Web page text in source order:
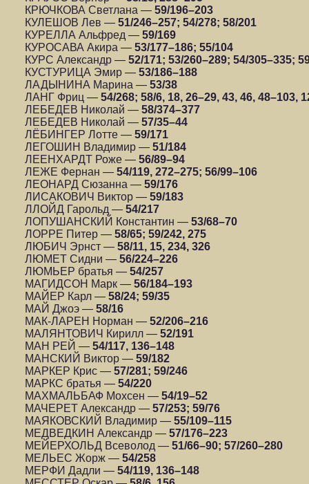
КРЮЧКОВА Светлана — 59/196–203
КУЛЕШОВ Лев — 51/246–257; 54/278; 58/201
КУРЕЛЛА Альфред — 59/169
КУРОСАВА Акира — 53/177–186; 55/104
КУРС Александр — 52/171; 53/260–289; 54/305–335;
КУСТУРИЦА Эмир — 53/186–188
ЛАДЫНИНА Марина — 53/38
ЛАНГ Фриц — 54/268; 58/6, 18, 26–29, 43, 46, 48–103,
ЛЕБЕДЕВ Николай — 58/374–377
ЛЕБЕДЕВ Николай — 57/35–44
ЛЁБИНГЕР Лотте — 59/171
ЛЕГОШИН Владимир — 51/184
ЛЕЕНХАРДТ Роже — 56/89–94
ЛЕЖЕ Фернан — 54/119, 272–275; 56/99–106
ЛЕОНАРД Сюзанна — 59/176
ЛИСАКОВИЧ Виктор — 59/183
ЛЛОЙД Гарольд — 54/217
ЛОПУШАНСКИЙ Константин — 53/68–70
ЛОРРЕ Питер — 58/65; 59/242, 275
ЛЮБИЧ Эрнст — 58/11, 15, 234, 326
ЛЮМЕТ Сидни — 56/224–226
ЛЮМЬЕР братья — 54/257
МАГИДСОН Марк — 56/184–193
МАЙЕР Карл — 58/24; 59/35
МАЙ Джоэ — 58/16
МАК-ЛАРЕН Норман — 52/206–216
МАЛЯНТОВИЧ Кирилл — 52/191
МАН РЕЙ — 54/117, 136–148
МАНСКИЙ Виктор — 59/182
МАРКЕР Крис — 57/281; 59/246
МАРКС братья — 54/220
МАХМАЛЬБАФ Мохсен — 54/19–52
МАЧЕРЕТ Александр — 57/253; 59/76
МАЯКОВСКИЙ Владимир — 55/109–115
МЕДВЕДКИН Александр — 57/176–223
МЕЙЕРХОЛЬД Всеволод — 51/66–90; 57/260–280
МЕЛЬЕС Жорж — 54/258
МЕРФИ Дадли — 54/119, 136–148